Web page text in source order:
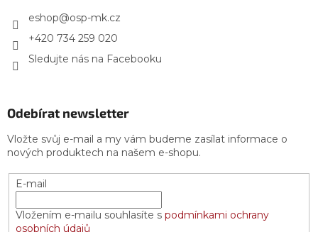
eshop@osp-mk.cz
+420 734 259 020
Sledujte nás na Facebooku
Odebírat newsletter
Vložte svůj e-mail a my vám budeme zasílat informace o
nových produktech na našem e-shopu.
E-mail
Vložením e-mailu souhlasíte s podmínkami ochrany
osobních údajů